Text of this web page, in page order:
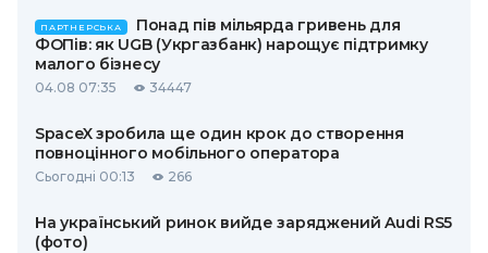
ПАРТНЕРСЬКА
Понад пів мільярда гривень для
ФОПів: як UGB (Укргазбанк) нарощує підтримку
малого бізнесу
04.08 07:35 34447
SpaceX зробила ще один крок до створення
повноцінного мобільного оператора
Сьогодні 00:13 266
На український ринок вийде заряджений Audi RS5
(фото)